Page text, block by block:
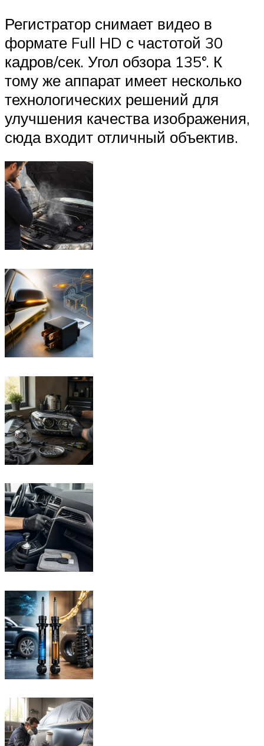
Регистратор снимает видео в
формате Full HD с частотой 30
кадров/сек. Угол обзора 135°. К
тому же аппарат имеет несколько
технологических решений для
улучшения качества изображения,
сюда входит отличный объектив.